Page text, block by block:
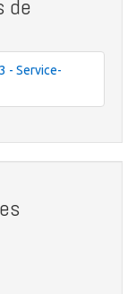
de
- Service-